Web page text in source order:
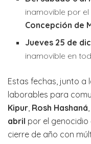
inamovible por el
Concepción de
Jueves 25 de
inamovible en
Estas fechas, junto a
laborables para
Kipur, Rosh Hashaná
abril por el
cierre de año con